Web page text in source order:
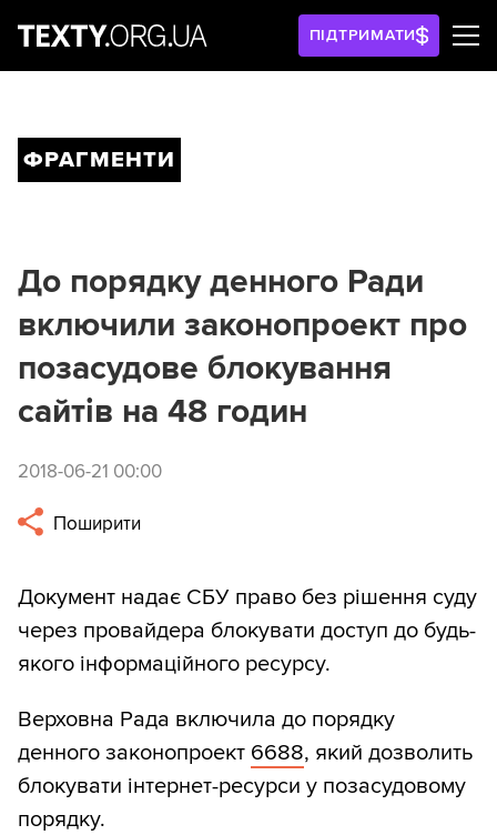
ПІДТРИМАТИ
ФРАГМЕНТИ
До порядку денного Ради
включили законопроект про
позасудове блокування
сайтів на 48 годин
2018-06-21 00:00
Поширити
Документ надає СБУ право без рішення суду
через провайдера блокувати доступ до будь-
якого інформаційного ресурсу.
Верховна Рада включила до порядку
денного законопроект 6688, який дозволить
блокувати інтернет-ресурси у позасудовому
порядку.